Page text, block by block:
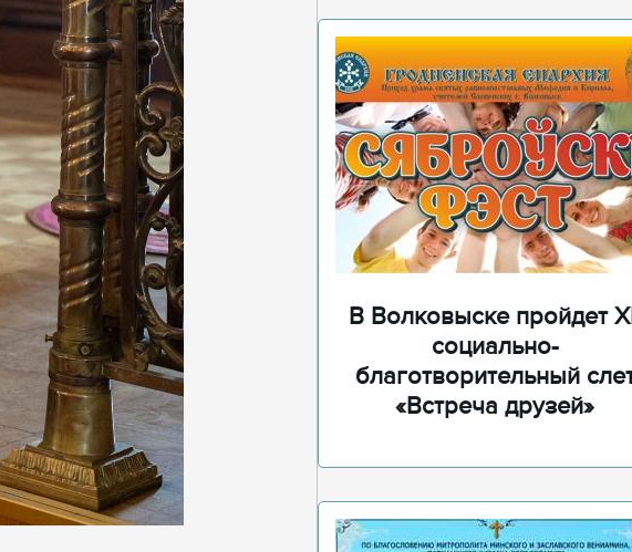
В Волковыске пройдет
социально-
благотворительный
«Встреча друзей»